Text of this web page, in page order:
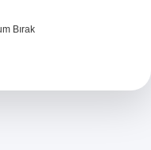
Bırak